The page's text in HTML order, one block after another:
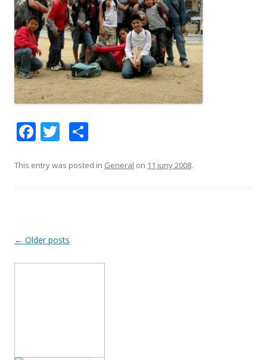
F
e
k
T
itt m
This entry was posted in General on 11 juny 2008.
Post
← Older posts